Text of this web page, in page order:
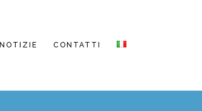
NOTIZIE CONTATTI